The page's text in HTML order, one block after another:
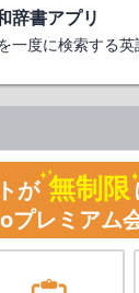
辞書アプリ
一度に検索する
が 無制限
プレミアム